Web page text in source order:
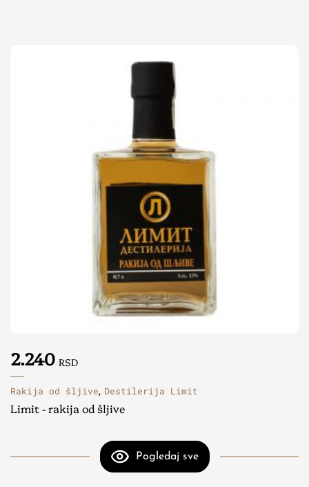
2.240 RSD
Rakija od šljive, Destilerija Limit
Limit - rakija od šljive
Pogledaj sve